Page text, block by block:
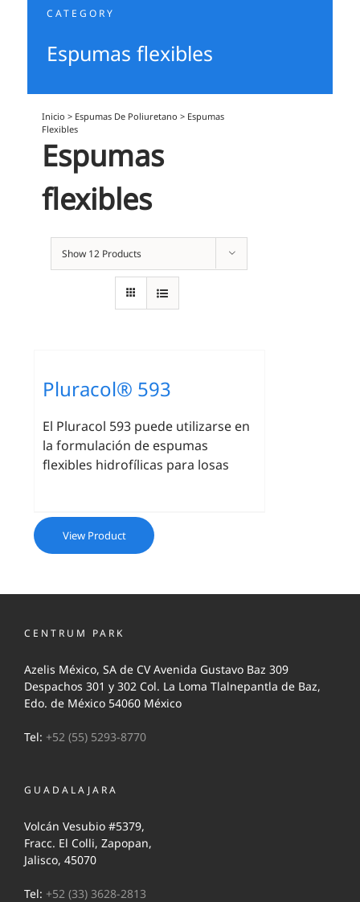
CATEGORY
Espumas flexibles
Inicio > Espumas De Poliuretano > Espumas
Flexibles
Espumas
flexibles
Show 12 Products
Pluracol® 593
El Pluracol 593 puede utilizarse en
la formulación de espumas
flexibles hidrofílicas para losas
View Product
CENTRUM PARK
Azelis México, SA de CV Avenida Gustavo Baz 309
Despachos 301 y 302 Col. La Loma Tlalnepantla de Baz,
Edo. de México 54060 México
Tel: +52 (55) 5293-8770
GUADALAJARA
Volcán Vesubio #5379,
Fracc. El Colli, Zapopan,
Jalisco, 45070
Tel: +52 (33) 3628-2813